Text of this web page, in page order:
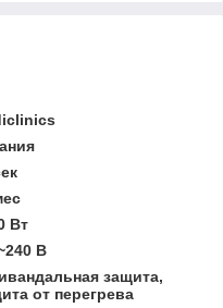
Вт
В
защита,
от перегрева